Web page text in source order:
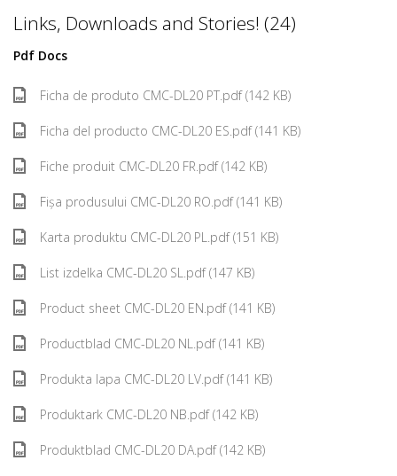
Links, Downloads and Stories! (24)
Pdf Docs
Ficha de produto CMC-DL20 PT.pdf (142 KB)
Ficha del producto CMC-DL20 ES.pdf (141 KB)
Fiche produit CMC-DL20 FR.pdf (142 KB)
Fișa produsului CMC-DL20 RO.pdf (141 KB)
Karta produktu CMC-DL20 PL.pdf (151 KB)
List izdelka CMC-DL20 SL.pdf (147 KB)
Product sheet CMC-DL20 EN.pdf (141 KB)
Productblad CMC-DL20 NL.pdf (141 KB)
Produkta lapa CMC-DL20 LV.pdf (141 KB)
Produktark CMC-DL20 NB.pdf (142 KB)
Produktblad CMC-DL20 DA.pdf (142 KB)